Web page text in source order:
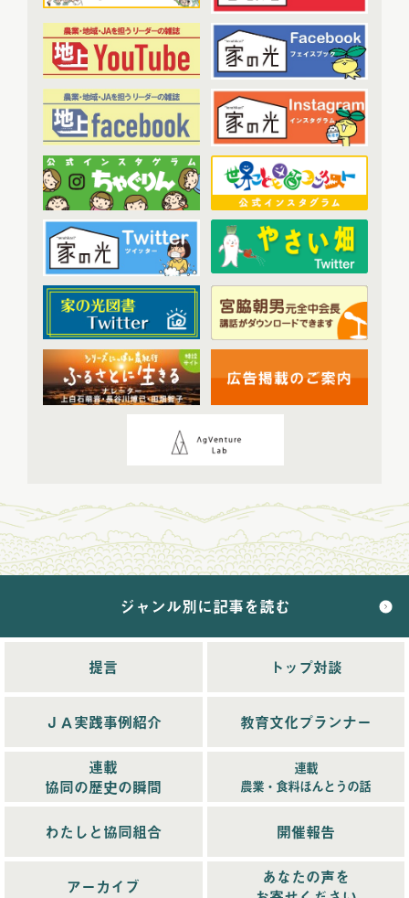
2023年3月配信(6)
2023年4月配信(6)
2023年5月配信
2023年6月配信(5)
2023年7月配信(6)
2023年8月配信 (6)
2023年10月配信(6)
2023年11月配信(6)
2023年12月配信(6)
2024年配信(70)
2024年1月配信
2024年2月配信(7)
2024年4月配信(6)
2024年5月配信(6)
2024年10月配信
(6)
2024年11月配信(5)
2024年12月配信 (5)
(68)
2025年11月配信(6)
2025年12月配信
2025年1月配信(6)
2025年3月配信
2025年5月配信(6)
わたしと協同組合(3)
開催報告(38)
あなたの声をお寄せください (1)
その他(1)
アーカイブ(7)
現代に語り継ぐ賀川豊彦とハル (6)
トップ対談アーカイブ(1)
ジャンル別に記事を読む
提言 トップ対談
ＪＡ実践事例紹介 教育文化プランナー
連載
協同の歴史の瞬間
連載
農業・食料ほんとうの話
わたしと協同組合 開催報告
アーカイブ
あなたの声を